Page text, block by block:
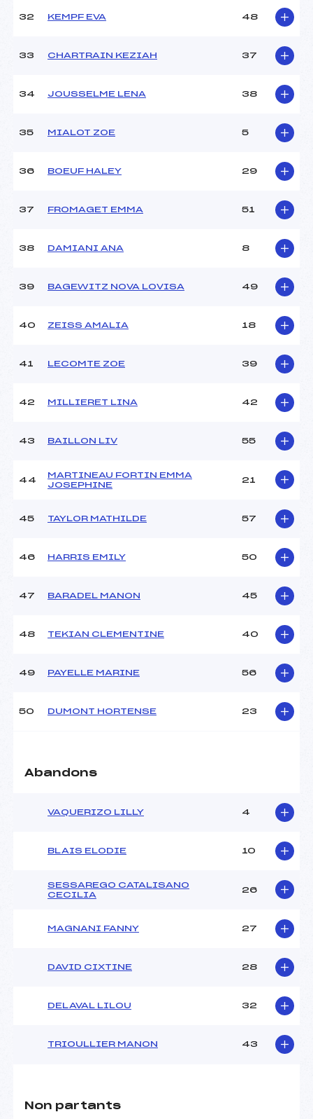
32 KEMPF EVA 48
33 CHARTRAIN KEZIAH 37
34 JOUSSELME LENA 38
35 MIALOT ZOE 5
36 BOEUF HALEY 29
37 FROMAGET EMMA 51
38 DAMIANI ANA 8
39 BAGEWITZ NOVA LOVISA 49
40 ZEISS AMALIA 18
41 LECOMTE ZOE 39
42 MILLIERET LINA 42
43 BAILLON LIV 55
44
MARTINEAU FORTIN EMMA
JOSEPHINE
21
45 TAYLOR MATHILDE 57
46 HARRIS EMILY 50
47 BARADEL MANON 45
48 TEKIAN CLEMENTINE 40
49 PAYELLE MARINE 56
50 DUMONT HORTENSE 23
Abandons
VAQUERIZO LILLY 4
BLAIS ELODIE 10
SESSAREGO CATALISANO
CECILIA
26
MAGNANI FANNY 27
DAVID CIXTINE 28
DELAVAL LILOU 32
TRIOULLIER MANON 43
Non partants